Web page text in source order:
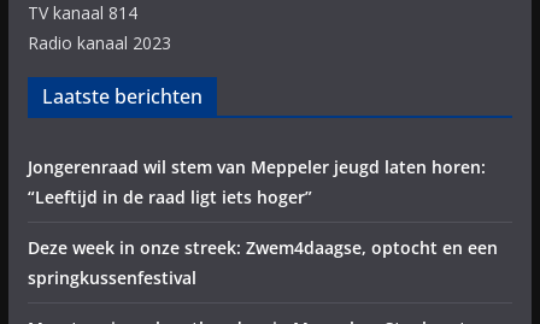
TV kanaal 814
Radio kanaal 2023
Laatste berichten
Jongerenraad wil stem van Meppeler jeugd laten horen:
“Leeftijd in de raad ligt iets hoger”
Deze week in onze streek: Zwem4daagse, optocht en een
springkussenfestival